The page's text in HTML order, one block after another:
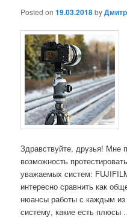
Posted on19.03.2018by
Здравствуйте, друзья! Мне
возможность
уважаемых систем:
интересно сравнить как
нюансы работы с каждым
систему, какие есть плюсы